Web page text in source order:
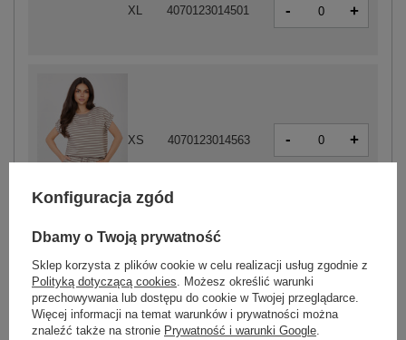
ciemny beżowy
XS 4070123014563 - +
XL 4070123014501 - +
XS 4070123014617 - +
S 4070123014594 -
Konfiguracja zgód
Dbamy o Twoją prywatność
Sklep korzysta z plików cookie w celu realizacji usług zgodnie z
Polityką dotyczącą cookies. Możesz określić warunki
przechowywania lub dostępu do cookie w Twojej przeglądarce.
Więcej informacji na temat warunków i prywatności można
znaleźć także na stronie Prywatność i warunki Google.